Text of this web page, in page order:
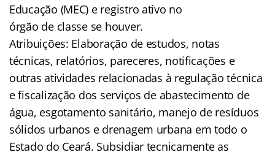
Educação (MEC) e registro ativo no
órgão de classe se houver.
Atribuições: Elaboração de estudos, notas
técnicas, relatórios, pareceres, notificações e
outras atividades relacionadas à regulação técnica
e fiscalização dos serviços de abastecimento de
água, esgotamento sanitário, manejo de resíduos
sólidos urbanos e drenagem urbana em todo o
Estado do Ceará. Subsidiar tecnicamente as